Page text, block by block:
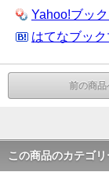
Yahoo!ブッ
はてなブッ
前の商品
この商品のカテゴリ